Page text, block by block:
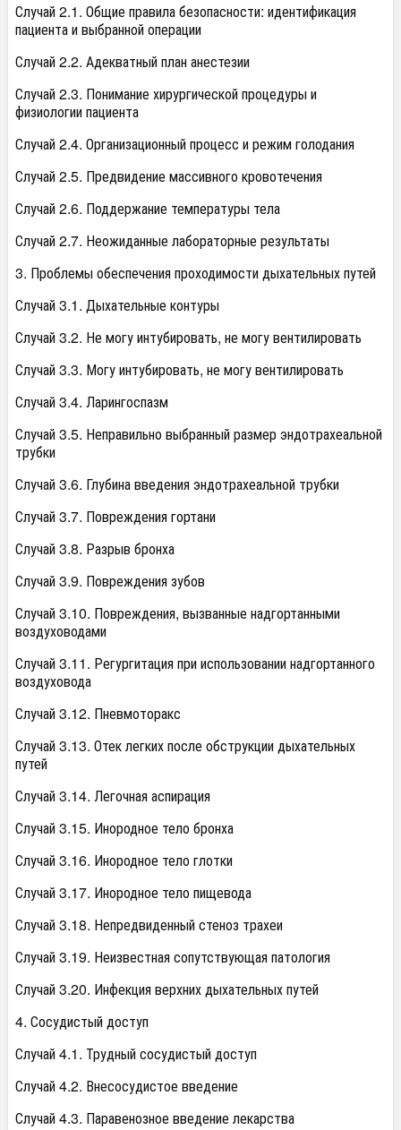
Случай 2.1. Общие правила безопасности: идентификация
пациента и выбранной операции
Случай 2.2. Адекватный план анестезии
Случай 2.3. Понимание хирургической процедуры и
физиологии пациента
Случай 2.4. Организационный процесс и режим голодания
Случай 2.5. Предвидение массивного кровотечения
Случай 2.6. Поддержание температуры тела
Случай 2.7. Неожиданные лабораторные результаты
3. Проблемы обеспечения проходимости дыхательных путей
Случай 3.1. Дыхательные контуры
Случай 3.2. Не могу интубировать, не могу вентилировать
Случай 3.3. Могу интубировать, не могу вентилировать
Случай 3.4. Ларингоспазм
Случай 3.5. Неправильно выбранный размер эндотрахеальной
трубки
Случай 3.6. Глубина введения эндотрахеальной трубки
Случай 3.7. Повреждения гортани
Случай 3.8. Разрыв бронха
Случай 3.9. Повреждения зубов
Случай 3.10. Повреждения, вызванные надгортанными
воздуховодами
Случай 3.11. Регургитация при использовании надгортанного
воздуховода
Случай 3.12. Пневмоторакс
Случай 3.13. Отек легких после обструкции дыхательных
путей
Случай 3.14. Легочная аспирация
Случай 3.15. Инородное тело бронха
Случай 3.16. Инородное тело глотки
Случай 3.17. Инородное тело пищевода
Случай 3.18. Непредвиденный стеноз трахеи
Случай 3.19. Неизвестная сопутствующая патология
Случай 3.20. Инфекция верхних дыхательных путей
4. Сосудистый доступ
Случай 4.1. Трудный сосудистый доступ
Случай 4.2. Внесосудистое введение
Случай 4.3. Паравенозное введение лекарства